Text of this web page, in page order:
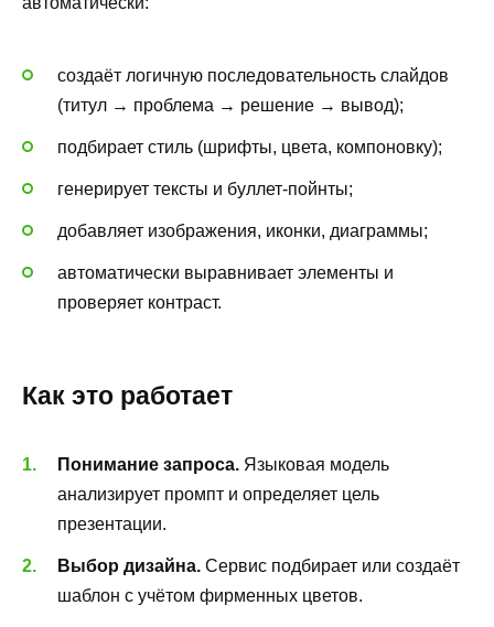
создаёт логичную последовательность слайдов
(титул → проблема → решение → вывод);
подбирает стиль (шрифты, цвета, компоновку);
генерирует тексты и буллет-пойнты;
добавляет изображения, иконки, диаграммы;
автоматически выравнивает элементы и
проверяет контраст.
Как это работает
Понимание запроса. Языковая модель
анализирует промпт и определяет цель
презентации.
Выбор дизайна. Сервис подбирает или создаёт
шаблон с учётом фирменных цветов.